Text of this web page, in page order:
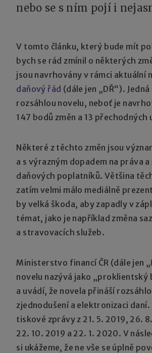
nebo se s ním pojí i
V tomto článku, který bude mít
bych se rád zmínil o některých
jsou navrhovány v rámci aktuální
daňový řád (dále jen „DŘ“).
rozsáhlou novelu, neboť je
147 bodů změn a 13 přechodných
Některé z těchto změn jsou
a s výrazným dopadem na práva
daňových poplatníků. Většina
zatím velmi málo mediálně
by velká škoda, aby zapadly v
témat, jako je například změna
a stravovacích služeb.
Ministerstvo financí ČR (dále jen
novelu nazývá jako „proklientský
a uvádí, že novela přináší
zjednodušení a elektronizaci daní.
tiskové zprávy z 21. 5. 2019, 26.
22. 10. 2019 a 22. 1. 2020. V
si ukážeme, že ne vše se úplně